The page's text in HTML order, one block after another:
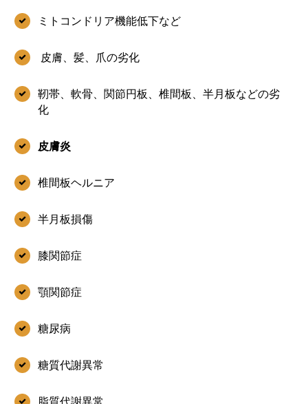
ミトコンドリア機能低下など
皮膚、髪、爪の劣化
靭帯、軟骨、関節円板、椎間板、半月板などの劣
化
皮膚炎
椎間板ヘルニア
半月板損傷
膝関節症
顎関節症
糖尿病
糖質代謝異常
脂質代謝異常